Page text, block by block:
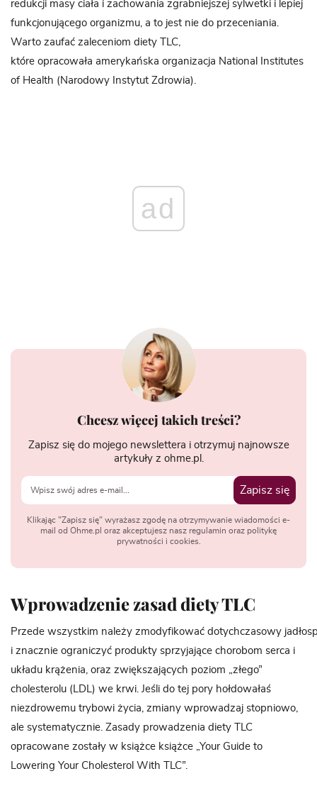
redukcji masy ciała i zachowania zgrabniejszej sylwetki i lepiej
funkcjonującego organizmu, a to jest nie do przeceniania.
Warto zaufać zaleceniom diety TLC,
które opracowała amerykańska organizacja National Institutes
of Health (Narodowy Instytut Zdrowia).
ad
Chcesz więcej takich treści?
Zapisz się do mojego newslettera i otrzymuj najnowsze
artykuły z ohme.pl.
Zapisz się
Klikając "Zapisz się" wyrażasz zgodę na otrzymywanie wiadomości e-
mail od Ohme.pl oraz akceptujesz nasz regulamin oraz politykę
prywatności i cookies.
Wprowadzenie zasad diety TLC
Przede wszystkim należy zmodyfikować dotychczasowy
i znacznie ograniczyć produkty sprzyjające chorobom serca i
układu krążenia, oraz zwiększających poziom „złego”
cholesterolu (LDL) we krwi. Jeśli do tej pory hołdowałaś
niezdrowemu trybowi życia, zmiany wprowadzaj stopniowo,
ale systematycznie. Zasady prowadzenia diety TLC
opracowane zostały w książce książce „Your Guide to
Lowering Your Cholesterol With TLC”.